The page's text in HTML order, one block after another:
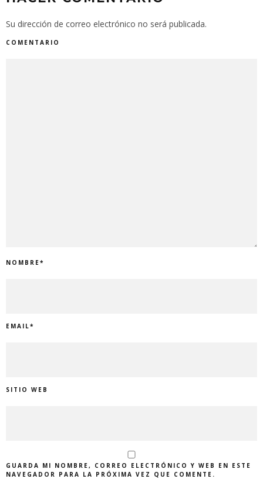
Su dirección de correo electrónico no será publicada.
COMENTARIO
NOMBRE*
EMAIL*
SITIO WEB
GUARDA MI NOMBRE, CORREO ELECTRÓNICO Y WEB EN ESTE
NAVEGADOR PARA LA PRÓXIMA VEZ QUE COMENTE.